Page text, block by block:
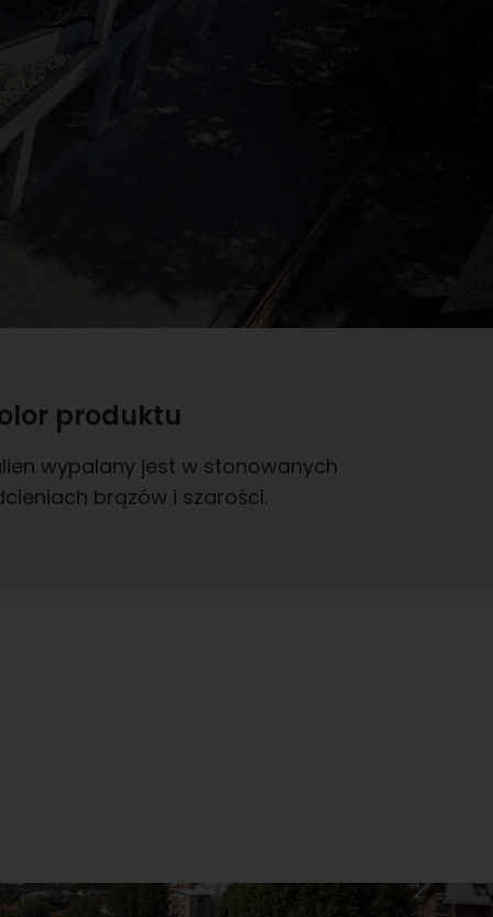
produktu
wypalany jest w stonowanych
brązów i szarości.